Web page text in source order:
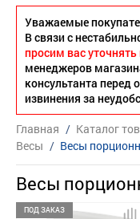
Уважаемые
В связи с
просим вас
менеджеров
консультанта
извинения за
Главная / Каталог
Весы / Весы
Весы
ПОД ЗАКАЗ